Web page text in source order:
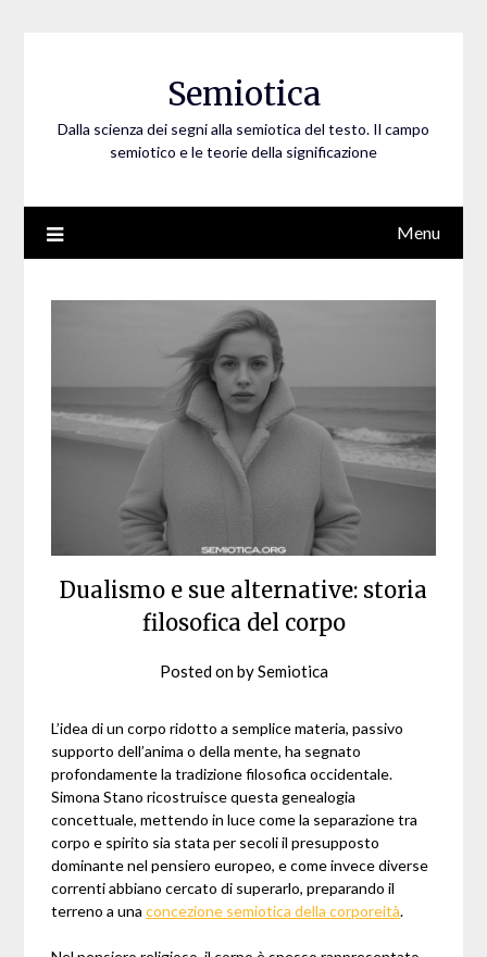
Semiotica
Dalla scienza dei segni alla semiotica del testo. Il campo
semiotico e le teorie della significazione
Menu
Dualismo e sue alternative: storia
filosofica del corpo
Posted onbySemiotica
L’idea di un corpo ridotto a semplice materia, passivo
supporto dell’anima o della mente, ha segnato
profondamente la tradizione filosofica occidentale.
Simona Stano ricostruisce questa genealogia
concettuale, mettendo in luce come la separazione tra
corpo e spirito sia stata per secoli il presupposto
dominante nel pensiero europeo, e come invece diverse
correnti abbiano cercato di superarlo, preparando il
terreno a unaconcezione semiotica della corporeità.